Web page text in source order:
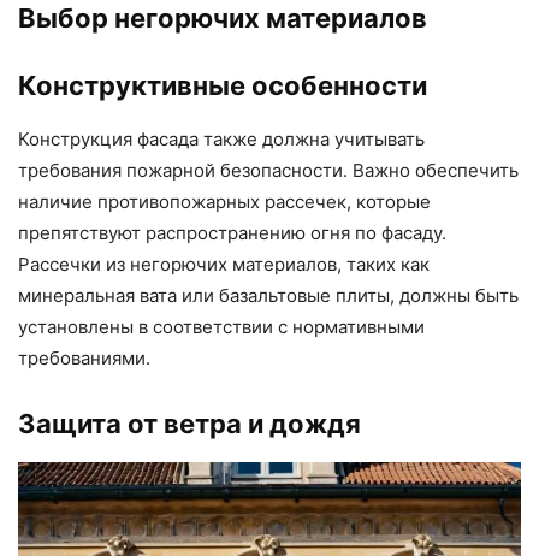
Выбор негорючих материалов
Конструктивные особенности
Конструкция фасада также должна учитывать
требования пожарной безопасности. Важно обеспечить
наличие противопожарных рассечек, которые
препятствуют распространению огня по фасаду.
Рассечки из негорючих материалов, таких как
минеральная вата или базальтовые плиты, должны быть
установлены в соответствии с нормативными
требованиями.
Защита от ветра и дождя